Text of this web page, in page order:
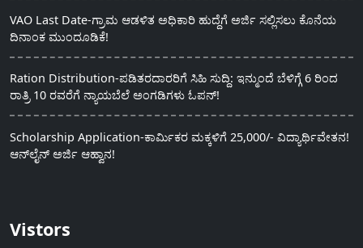
VAO Last Date-ಗ್ರಾಮ ಆಡಳಿತ ಅಧಿಕಾರಿ ಹುದ್ದೆಗೆ ಅರ್ಜಿ ಸಲ್ಲಿಸಲು ಕೊನೆಯ
ದಿನಾಂಕ ಮುಂದೂಡಿಕೆ!
Ration Distribution-ಪಡಿತರದಾರರಿಗೆ ಸಿಹಿ ಸುದ್ದಿ: ಇನ್ಮುಂದೆ ಬೆಳಿಗ್ಗೆ 6 ರಿಂದ
ರಾತ್ರಿ 10 ರವರೆಗೆ ನ್ಯಾಯಬೆಲೆ ಅಂಗಡಿಗಳು ಓಪನ್!
Scholarship Application-ಕಾರ್ಮಿಕರ ಮಕ್ಕಳಿಗೆ 25,000/- ವಿದ್ಯಾರ್ಥಿವೇತನ!
ಆನ್‍ಲೈನ್ ಅರ್ಜಿ ಆಹ್ವಾನ!
Vistors